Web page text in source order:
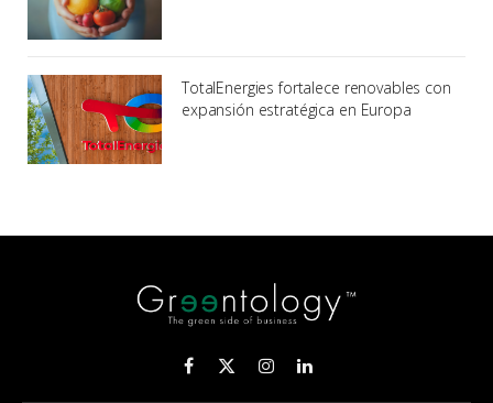
TotalEnergies fortalece renovables con
expansión estratégica en Europa
Facebook
X
(Twitter)
InstagramLinkedIn